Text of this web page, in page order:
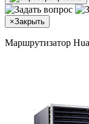
×Закрыть
Маршрутизатор